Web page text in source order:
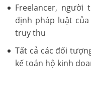
Freelancer,
định pháp luật
truy thu
Tất cả các đối
kế toán hộ kinh